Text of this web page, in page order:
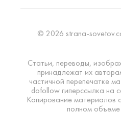
© 2026 strana-
Статьи, переводы,
принадлежат их
частичной перепечатке
dofollow гиперссылка на
Копирование материалов
полном